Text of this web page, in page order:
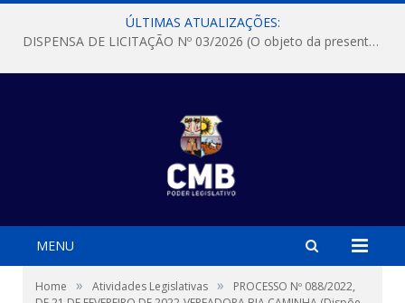
ÚLTIMAS ATUALIZAÇÕES:
DISPENSA DE LICITAÇÃO Nº 03/2026 (O objeto da presente dispensa é a escolha da proposta mais vantajosa para a aquisição, de aparelhos de ar condicionado, tipo Split, com material de instalação e fogão industrial, conforme condições, quantidades e exigências estabelecidas no termo de referencia e neste aviso de contratação direta e seus anexos)
MENU
Home » Atividades Legislativas »
PROCESSO Nº 088/2022,